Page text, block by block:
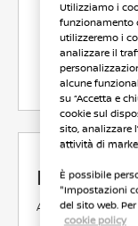
CO2 158 g/km
Nissan
ACENTA PRE
Utilizziamo i
funzionamento
utilizzeremo i
analizzare il
alcune
su “Accetta e
cookie sul
sito, analizzare
attività di
È possibile
"Impostazioni
del sito web.
cookie policy